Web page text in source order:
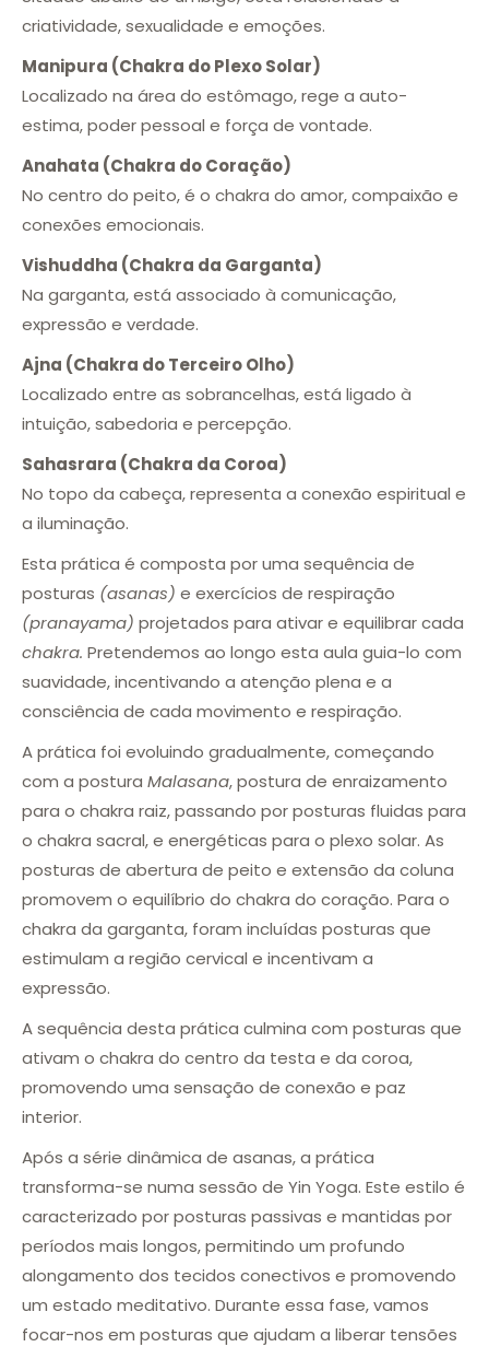
criatividade, sexualidade e emoções.
Manipura (Chakra do Plexo Solar)
Localizado na área do estômago, rege a auto-
estima, poder pessoal e força de vontade.
Anahata (Chakra do Coração)
No centro do peito, é o chakra do amor, compaixão e
conexões emocionais.
Vishuddha (Chakra da Garganta)
Na garganta, está associado à comunicação,
expressão e verdade.
Ajna (Chakra do Terceiro Olho)
Localizado entre as sobrancelhas, está ligado à
intuição, sabedoria e percepção.
Sahasrara (Chakra da Coroa)
No topo da cabeça, representa a conexão espiritual e
a iluminação.
Esta prática é composta por uma sequência de
posturas (asanas) e exercícios de respiração
(pranayama) projetados para ativar e equilibrar cada
chakra. Pretendemos ao longo esta aula guia-lo com
suavidade, incentivando a atenção plena e a
consciência de cada movimento e respiração.
A prática foi evoluindo gradualmente, começando
com a postura Malasana, postura de enraizamento
para o chakra raiz, passando por posturas fluidas para
o chakra sacral, e energéticas para o plexo solar. As
posturas de abertura de peito e extensão da coluna
promovem o equilíbrio do chakra do coração. Para o
chakra da garganta, foram incluídas posturas que
estimulam a região cervical e incentivam a
expressão.
A sequência desta prática culmina com posturas que
ativam o chakra do centro da testa e da coroa,
promovendo uma sensação de conexão e paz
interior.
Após a série dinâmica de asanas, a prática
transforma-se numa sessão de Yin Yoga. Este estilo é
caracterizado por posturas passivas e mantidas por
períodos mais longos, permitindo um profundo
alongamento dos tecidos conectivos e promovendo
um estado meditativo. Durante essa fase, vamos
focar-nos em posturas que ajudam a liberar tensões